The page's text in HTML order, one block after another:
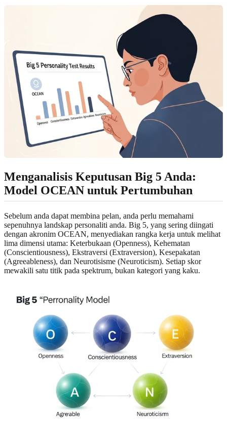
Menganalisis Keputusan Big 5 Anda:
Model OCEAN untuk Pertumbuhan
Sebelum anda dapat membina pelan, anda perlu memahami
sepenuhnya landskap personaliti anda. Big 5, yang sering diingati
dengan akronim OCEAN, menyediakan rangka kerja untuk melihat
lima dimensi utama: Keterbukaan (Openness), Kehematan
(Conscientiousness), Ekstraversi (Extraversion), Kesepakatan
(Agreeableness), dan Neurotisisme (Neuroticism). Setiap skor
mewakili satu titik pada spektrum, bukan kategori yang kaku.